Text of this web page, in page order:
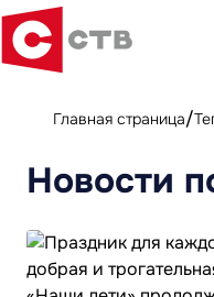
Главная страница
Новости